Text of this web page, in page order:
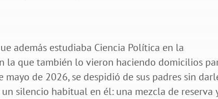
además estudiaba Ciencia Política en la
la que también lo vieron haciendo domicilios
mayo de 2026, se despidió de sus padres sin
silencio habitual en él: una mezcla de reserva